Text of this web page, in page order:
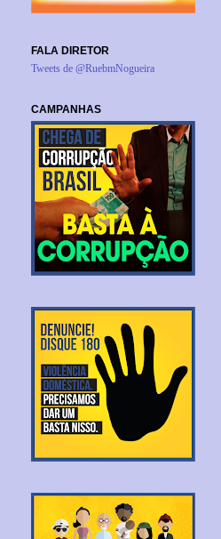
FALA DIRETOR
Tweets de @RuebmNogueira
CAMPANHAS